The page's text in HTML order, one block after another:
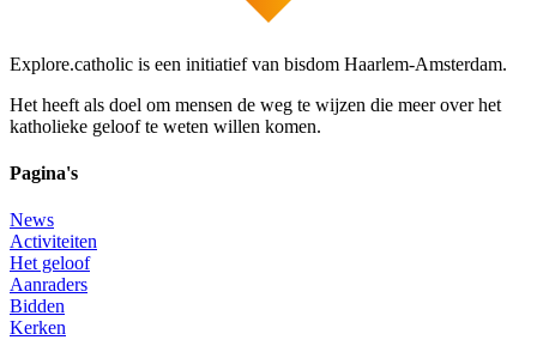
Explore.catholic is een initiatief van bisdom Haarlem-Amsterdam.
Het heeft als doel om mensen de weg te wijzen die meer over het
katholieke geloof te weten willen komen.
Pagina's
News
Activiteiten
Het geloof
Aanraders
Bidden
Kerken